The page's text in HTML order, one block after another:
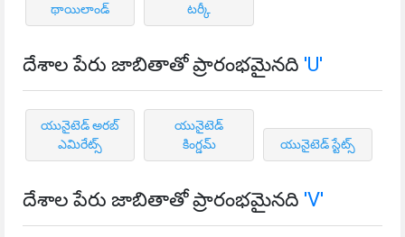
థాయిలాండ్ టర్కీ
దేశాల పేరు జాబితాతో ప్రారంభమైనది 'U'
యునైటెడ్ అరబ్
ఎమిరేట్స్
యునైటెడ్
కింగ్డమ్
యునైటెడ్ స్టేట్స్
దేశాల పేరు జాబితాతో ప్రారంభమైనది 'V'